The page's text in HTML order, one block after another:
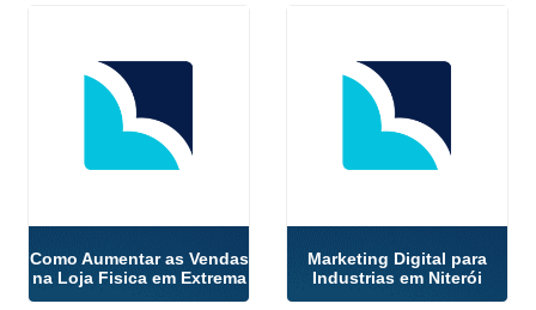
Como Aumentar as Vendas
na Loja Fisica em Extrema
Marketing Digital para
Industrias em Niterói